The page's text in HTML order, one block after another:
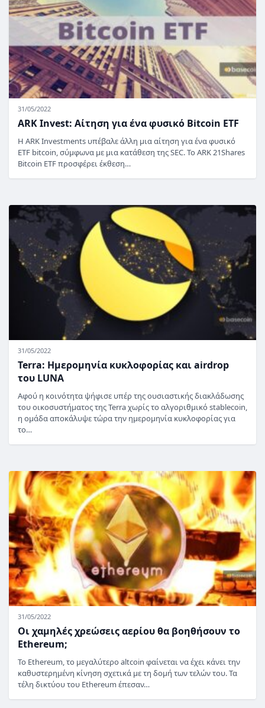
31/05/2022
ARK Invest: Αίτηση για ένα φυσικό Bitcoin ETF
Η ARK Investments υπέβαλε άλλη μια αίτηση για ένα φυσικό
ETF bitcoin, σύμφωνα με μια κατάθεση της SEC. Το ARK 21Shares
Bitcoin ETF προσφέρει έκθεση…
31/05/2022
Terra: Ημερομηνία κυκλοφορίας και airdrop
του LUNA
Αφού η κοινότητα ψήφισε υπέρ της ουσιαστικής διακλάδωσης
του οικοσυστήματος της Terra χωρίς το αλγοριθμικό stablecoin,
η ομάδα αποκάλυψε τώρα την ημερομηνία κυκλοφορίας για
το…
31/05/2022
Οι χαμηλές χρεώσεις αερίου θα βοηθήσουν το
Ethereum;
Το Ethereum, το μεγαλύτερο altcoin φαίνεται να έχει κάνει την
καθυστερημένη κίνηση σχετικά με τη δομή των τελών του. Τα
τέλη δικτύου του Ethereum έπεσαν…